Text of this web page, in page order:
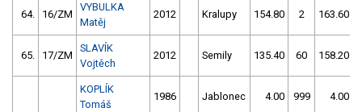
64. 16/ZM
VYBULKA
Matěj
2012 Kralupy 154.80 2 163.60
65. 17/ZM
SLAVÍK
Vojtěch
2012 Semily 135.40 60 158.20
KOPLÍK
Tomáš
1986 Jablonec 4.00 999 4.00